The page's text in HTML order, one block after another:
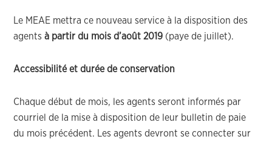
Le MEAE mettra ce nouveau service à la disposition des
agentsà partir du mois d’août 2019 (paye de juillet).
Accessibilité et durée de conservation
Chaque début de mois, les agents seront informés par
courriel de la mise à disposition de leur bulletin de paie
du mois précédent. Les agents devront se connecter sur